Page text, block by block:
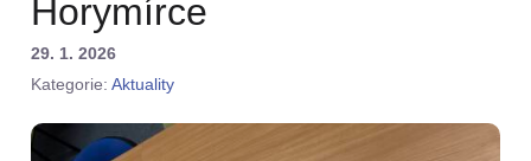
Horymírce
29. 1. 2026
Kategorie: Aktuality